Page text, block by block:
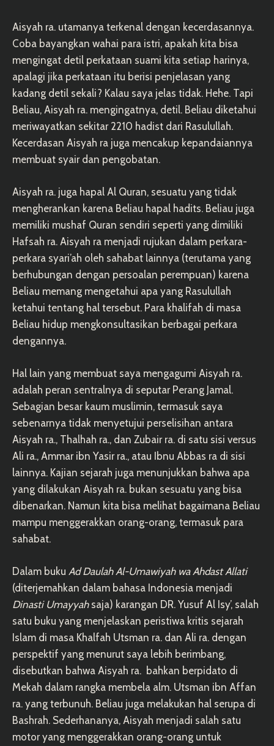
Aisyah ra. utamanya terkenal dengan kecerdasannya.
Coba bayangkan wahai para istri, apakah kita bisa
mengingat detil perkataan suami kita setiap harinya,
apalagi jika perkataan itu berisi penjelasan yang
kadang detil sekali? Kalau saya jelas tidak. Hehe. Tapi
Beliau, Aisyah ra. mengingatnya, detil. Beliau diketahui
meriwayatkan sekitar 2210 hadist dari Rasulullah.
Kecerdasan Aisyah ra juga mencakup kepandaiannya
membuat syair dan pengobatan.
Aisyah ra. juga hapal Al Quran, sesuatu yang tidak
mengherankan karena Beliau hapal hadits. Beliau juga
memiliki mushaf Quran sendiri seperti yang dimiliki
Hafsah ra. Aisyah ra menjadi rujukan dalam perkara-
perkara syari’ah oleh sahabat lainnya (terutama yang
berhubungan dengan persoalan perempuan) karena
Beliau memang mengetahui apa yang Rasulullah
ketahui tentang hal tersebut. Para khalifah di masa
Beliau hidup mengkonsultasikan berbagai perkara
dengannya.
Hal lain yang membuat saya mengagumi Aisyah ra.
adalah peran sentralnya di seputar Perang Jamal.
Sebagian besar kaum muslimin, termasuk saya
sebenarnya tidak menyetujui perselisihan antara
Aisyah ra., Thalhah ra., dan Zubair ra. di satu sisi versus
Ali ra., Ammar ibn Yasir ra., atau Ibnu Abbas ra di sisi
lainnya. Kajian sejarah juga menunjukkan bahwa apa
yang dilakukan Aisyah ra. bukan sesuatu yang bisa
dibenarkan. Namun kita bisa melihat bagaimana Beliau
mampu menggerakkan orang-orang, termasuk para
sahabat.
Dalam buku Ad Daulah Al-Umawiyah wa Ahdast Allati
(diterjemahkan dalam bahasa Indonesia menjadi
Dinasti Umayyahsaja) karangan DR. Yusuf Al Isy’, salah
satu buku yang menjelaskan peristiwa kritis sejarah
Islam di masa Khalfah Utsman ra. dan Ali ra. dengan
perspektif yang menurut saya lebih berimbang,
disebutkan bahwa Aisyah ra. bahkan berpidato di
Mekah dalam rangka membela alm. Utsman ibn Affan
ra. yang terbunuh. Beliau juga melakukan hal serupa di
Bashrah. Sederhananya, Aisyah menjadi salah satu
motor yang menggerakkan orang-orang untuk